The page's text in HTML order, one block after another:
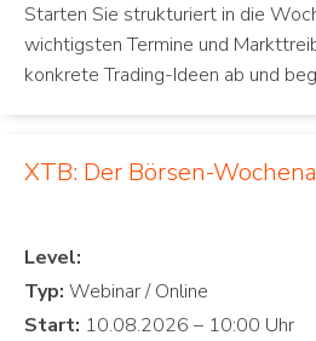
Starten Sie strukturiert in die
wichtigsten Termine und
konkrete Trading-Ideen ab und
XTB: Der Börsen-
Level:
Typ:
Start: